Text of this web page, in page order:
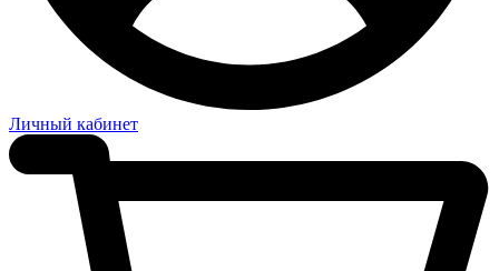
Личный кабинет